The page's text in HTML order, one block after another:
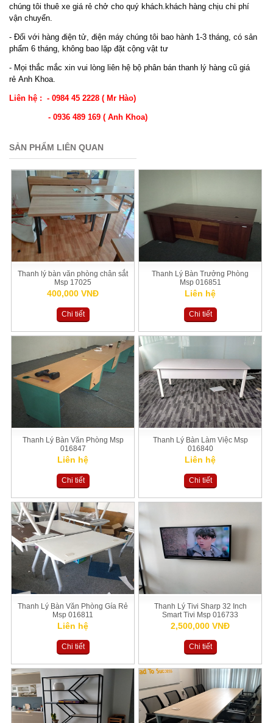
chúng tôi thuê xe giá rẻ chở cho quý khách.khách hàng chịu chi phí
vận chuyển.
- Đối với hàng điện tử, điện máy chúng tôi bao hành 1-3 tháng, có sản
phẩm 6 tháng, không bao lặp đặt cộng vật tư
- Mọi thắc mắc xin vui lòng liên hệ bộ phân bán thanh lý hàng cũ giá
rẻ Anh Khoa.
Liên hệ : - 0984 45 2228 ( Mr Hào)
- 0936 489 169 ( Anh Khoa)
SẢN PHẨM LIÊN QUAN
Thanh lý bàn văn phòng chân sắt
Msp 17025
400,000 VNĐ
Chi tiết
Thanh Lý Bàn Trưởng Phòng
Msp 016851
Liên hệ
Chi tiết
Thanh Lý Bàn Văn Phòng Msp
016847
Liên hệ
Chi tiết
Thanh Lý Bàn Làm Việc Msp
016840
Liên hệ
Chi tiết
Thanh Lý Bàn Văn Phòng Gía Rẻ
Msp 016811
Liên hệ
Chi tiết
Thanh Lý Tivi Sharp 32 Inch
Smart Tivi Msp 016733
2,500,000 VNĐ
Chi tiết